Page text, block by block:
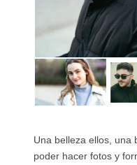
Una belleza ellos, una
poder hacer fotos y